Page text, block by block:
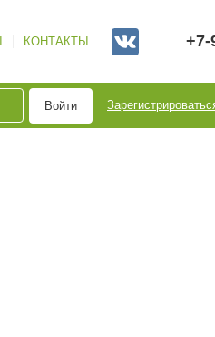
КОНТАКТЫ +7-
Войти